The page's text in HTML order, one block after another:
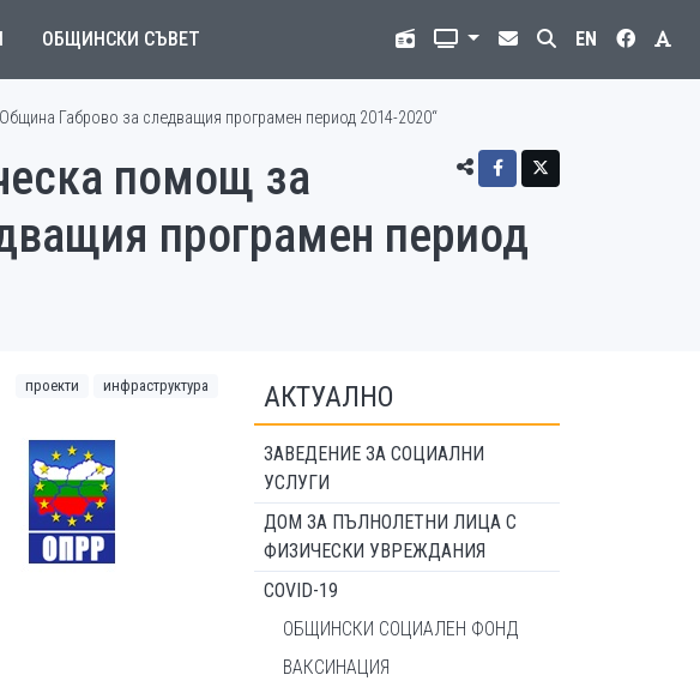
ОБЩИНСКИ СЪВЕТ EN
Габрово за следващия програмен период 2014-2020“
помощ за
програмен период
проекти инфраструктура АКТУАЛНО
ЗАВЕДЕНИЕ ЗА СОЦИАЛНИ
УСЛУГИ
ДОМ ЗА ПЪЛНОЛЕТНИ ЛИЦА С
ФИЗИЧЕСКИ УВРЕЖДАНИЯ
COVID-19
ОБЩИНСКИ СОЦИАЛЕН ФОНД
ВАКСИНАЦИЯ